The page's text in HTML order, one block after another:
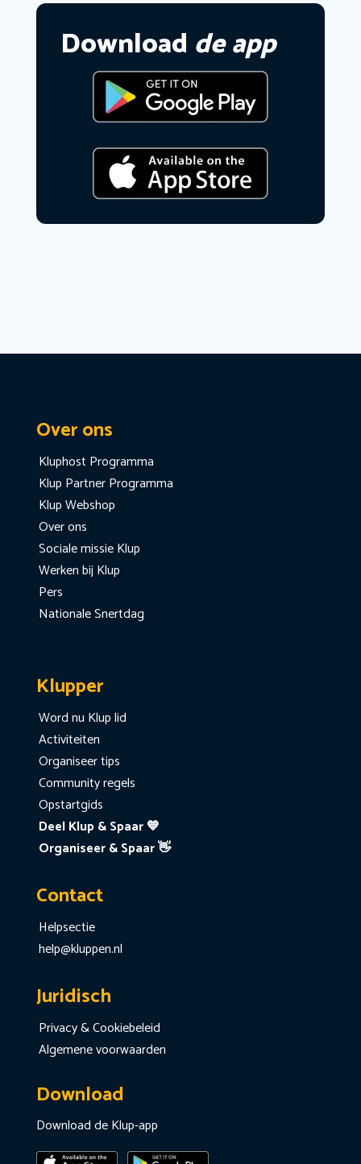
Download de app
Over ons
Kluphost Programma
Klup Partner Programma
Klup Webshop
Over ons
Sociale missie Klup
Werken bij Klup
Pers
Nationale Snertdag
Klupper
Word nu Klup lid
Activiteiten
Organiseer tips
Community regels
Opstartgids
Deel Klup & Spaar 💙
Organiseer & Spaar 👋
Contact
Helpsectie
help@kluppen.nl
Juridisch
Privacy & Cookiebeleid
Algemene voorwaarden
Download
Download de Klup-app